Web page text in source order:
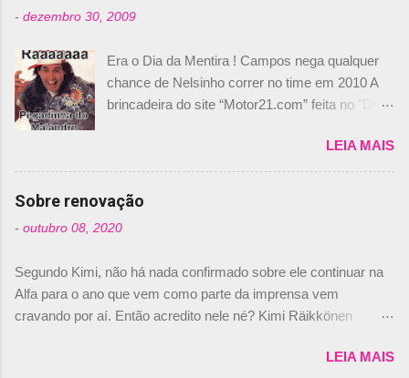
t
r
i
o
- dezembro 30, 2009
Era o Dia da Mentira ! Campos nega qualquer
chance de Nelsinho correr no time em 2010 A
brincadeira do site “Motor21.com” feita no "Día
de abril –, afirmando que Nelson Piquet havia
comprado 15% das ações da Campos, dando,
com isso, um lugar no time a Nelsinho Piquet,
foi esclarecida de uma vez por todas por
Daniele Audetto, diretor da escuderia. O
não será o companheiro de Bruno Senna em
2010. "Na verdade, nós recebemos uma oferta
de Piquet", admitiu Audetto. “Mas depois de ter
dois brasileiros”, explicou, dizendo ainda que
LEIA MAIS
Sobre renovação
- outubro 08, 2020
Segundo Kimi, não há nada confirmado sobre ele continuar na
Alfa para o ano que vem como parte da imprensa vem
cravando por aí. Então acredito nele né? Kimi Räikkönen
truth but I’ve never had an option in my contract so that’sLEIA MAIS